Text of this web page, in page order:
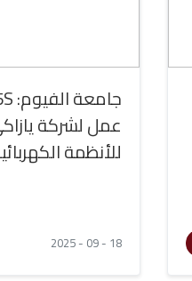
للأنظمة
18 - 09 - 2025